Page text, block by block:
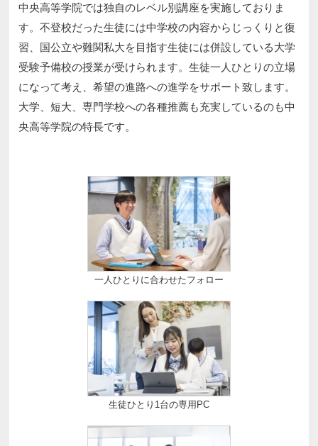
中央高等学院では独自のレベル別講座を実施しておりま
す。不登校だった生徒には中学校の内容からじっくりと復
習、国公立や難関私大を目指す生徒には併設している大学
受験予備校の授業が受けられます。生徒一人ひとりの立場
になって考え、希望の進路への進学をサポート致します。
大学、短大、専門学校への各種推薦も充実しているのも中
央高等学院の特長です。
一人ひとりに合わせたフォロー
生徒ひとり1台の専用PC